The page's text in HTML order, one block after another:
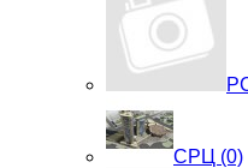
СРЦ (0)